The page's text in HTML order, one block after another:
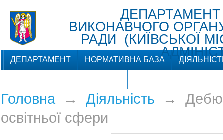
ВИКОНАВЧОГО
РАДИ (КИЇВСЬКОЇ
ДЕПАРТАМЕНТ НОРМАТИВНА БАЗА
Головна→ Діяльність →
освітньої сфери